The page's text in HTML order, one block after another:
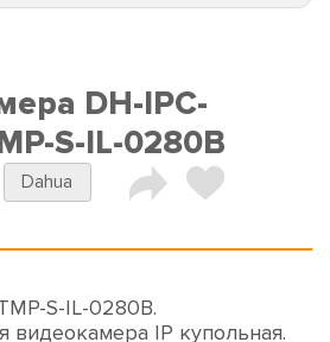
DH-IPC-
S-IL-0280B
Dahua
S-IL-0280B.
видеокамера IP купольная.